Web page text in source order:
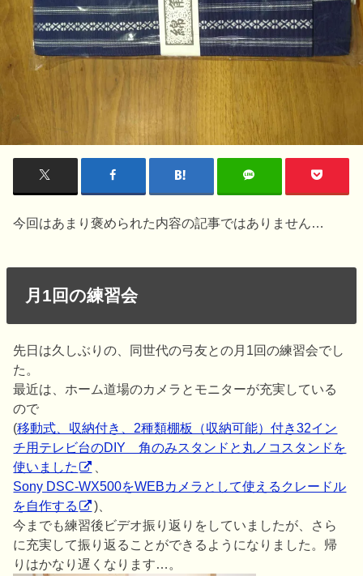
今回はあまり褒められた内容の記事ではありません…
月1回の練習会
先日は久しぶりの、同世代の弓友との月1回の練習会でし
た。
最近は、ホーム道場のカメラとモニターが充実している
ので
(移動式、収納付き、2種類棚板（収納可能）付き32イン
チ用テレビ台のDIY 角のみスタンドと丸ノコスタンドを
使いました
Sony DSC-WX500をWEBカメラとして使えるクレードル
を自作する
)、
今までも練習後ビデオ振り返りをしていましたが、さら
に充実して振り返ることができるようになりました。帰
りはかなり遅くなります…。